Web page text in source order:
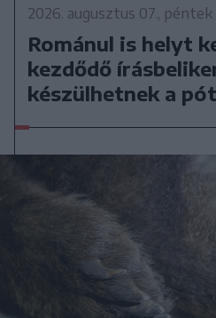
2026. augusztus 07., péntek
Románul is helyt
kezdődő
készülhetnek a